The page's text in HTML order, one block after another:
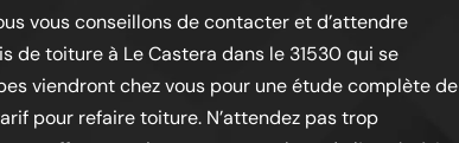
vous conseillons de contacter et d’attendre
de toiture à Le Castera dans le 31530 qui se
viendront chez vous pour une étude complète de
pour refaire toiture. N’attendez pas trop